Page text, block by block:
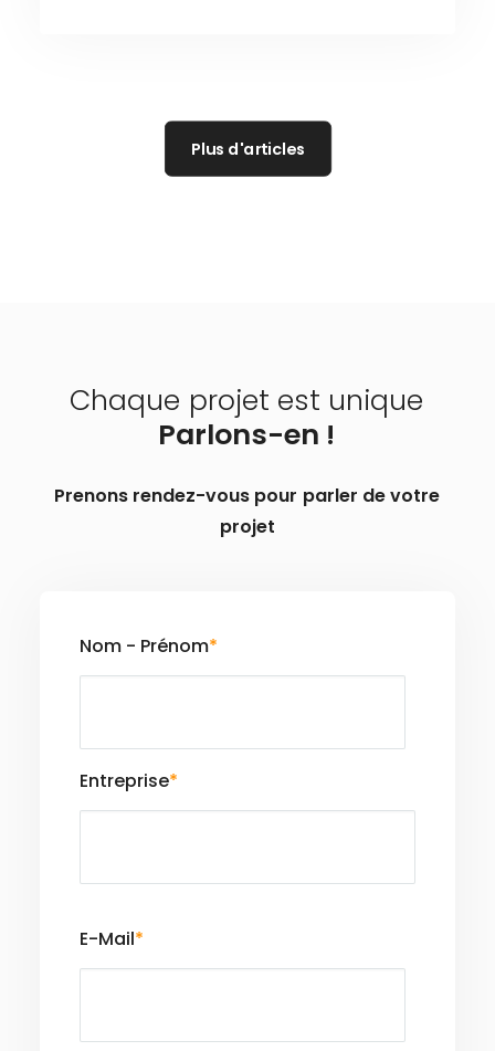
Plus d'articles
Chaque projet est unique
Parlons-en !
Prenons rendez-vous pour parler devotre
projet
Nom - Prénom*
Entreprise*
E-Mail*